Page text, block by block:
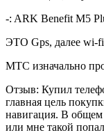
-: ARK Benefit M5
ЭТО Gps, далее wi-
МТС изначально
Отзыв: Купил
главная цель
навигация. В общем
или мне такой